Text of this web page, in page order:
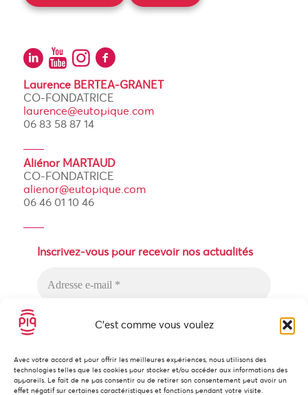
C'est comme vous voulez
Avec votre accord et pour offrir les meilleures expériences, nous utilisons des
technologies telles que les cookies pour stocker et/ou accéder aux informations des
appareils. Le fait de ne pas consentir ou de retirer son consentement peut avoir un
effet négatif sur certaines caractéristiques et fonctions pendant votre visite.
Laurence BERTEA-GRANET
CO-FONDATRICE
laurence@eutopique.com
06 83 58 87 14
Aliénor MARTAUD
CO-FONDATRICE
alienor@eutopique.com
06 46 01 10 46
Inscrivez-vous pour recevoir nos actualités
Nous n’envoyons pas de messages
indésirables ! Lisez notrepolitique de